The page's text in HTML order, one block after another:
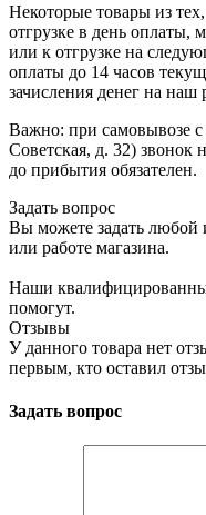
Некоторые товары из
отгрузке в день оплаты,
или к отгрузке на
оплаты до 14 часов
зачисления денег на наш
Важно: при самовывозе с
Советская, д. 32) звонок
до прибытия обязателен.
Задать вопрос
Вы можете задать любой
или работе магазина.
Наши
помогут.
Отзывы
У данного товара нет
первым, кто оставил
Задать вопрос